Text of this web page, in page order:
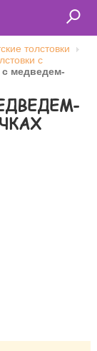
толстовки
с
с медведем-